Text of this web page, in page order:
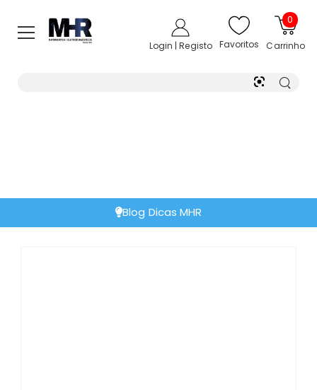
Login | Registo Favoritos
0
Carrinho
Blog Dicas MHR